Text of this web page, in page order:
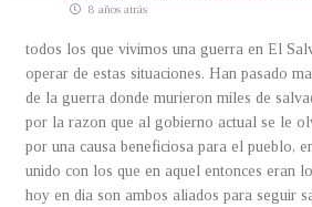
8 años atrás
todos los que vivimos una guerra en El
operar de estas situaciones. Han pasado
de la guerra donde murieron miles de
por la razon que al gobierno actual se le
por una causa beneficiosa para el pueblo,
unido con los que en aquel entonces eran
hoy en dia son ambos aliados para seguir